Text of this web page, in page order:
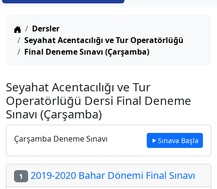
Anasayfa
Dersler
Seyahat Acentacılığı ve Tur Operatörlüğü
Final Deneme Sınavı (Çarşamba)
Seyahat Acentacılığı ve Tur
Operatörlüğü Dersi Final Deneme
Sınavı (Çarşamba)
Çarşamba Deneme Sınavı Sınava Başla
1 2019-2020 Bahar Dönemi Final Sınavı